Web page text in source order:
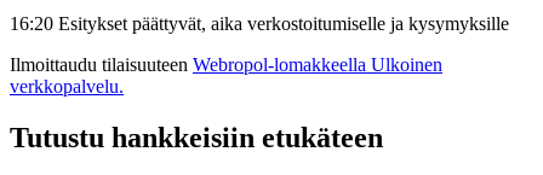
16:20 Esitykset päättyvät, aika verkostoitumiselle ja kysymyksille
Ilmoittaudu tilaisuuteen Webropol-lomakkeella Ulkoinen
verkkopalvelu.
Tutustu hankkeisiin etukäteen